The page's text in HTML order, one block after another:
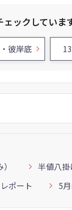
ックしていま
彼岸底
半値八
ポート 5